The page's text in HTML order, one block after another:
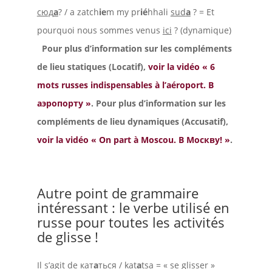
сюда? / a zatchiem my priéhhali suda? = Et
pourquoi nous sommes venus ici ? (dynamique)
Pour plus d’information sur les compléments
de lieu statiques (Locatif), voir la vidéo « 6
mots russes indispensables à l’aéroport. В
аэропорту ». Pour plus d’information sur les
compléments de lieu dynamiques (Accusatif),
voir la vidéo « On part à Moscou. В Москву! ».
Autre point de grammaire
intéressant : le verbe utilisé en
russe pour toutes les activités
de glisse !
Il s’agit de кататься / katatsa = « se glisser »